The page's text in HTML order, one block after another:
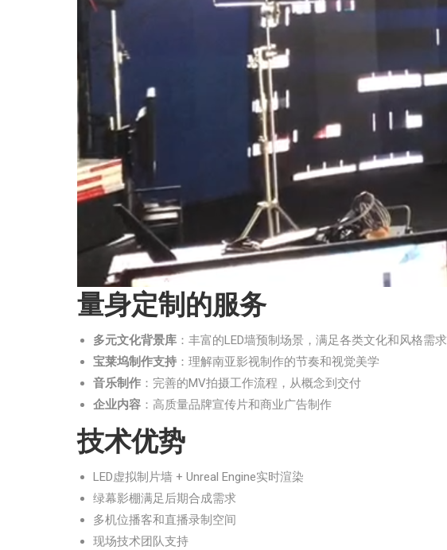
量身定制的服务
多元文化背景库 ：丰富的LED墙预制场景，满足各类文化和风格需求
宝莱坞制作支持 ：理解南亚影视制作的节奏和视觉美学
音乐制作 ：完善的MV拍摄工作流程，从概念到交付
企业内容 ：高质量品牌宣传片和商业广告制作
技术优势
LED虚拟制片墙 + Unreal Engine实时渲染
绿幕影棚满足后期合成需求
多机位播客和直播录制空间
现场技术团队支持